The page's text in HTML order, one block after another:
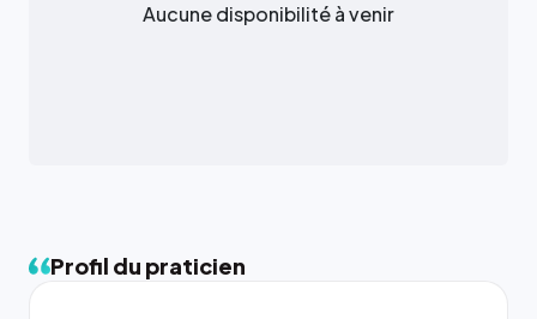
Aucune disponibilité à venir
Profil du praticien